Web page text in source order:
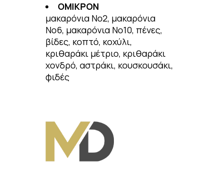
ΟΜΙΚΡΟΝ
μακαρόνια Νο2, μακαρόνια
Νο6, μακαρόνια Νο10, πένες,
βίδες, κοπτό, κοχύλι,
κριθαράκι μέτριο, κριθαράκι
χονδρό, αστράκι, κουσκουσάκι,
φιδές